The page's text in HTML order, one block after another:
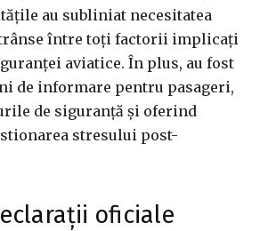
au subliniat necesitatea
între toți factorii implicați
aviatice. În plus, au fost
de informare pentru pasageri,
de siguranță și oferind
stresului post-
oficiale